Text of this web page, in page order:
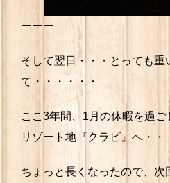
ーーー
そして翌日・・・とっても重
て・・・・・・
ここ3年間、1月の休暇を過
リゾート地『クラビ』へ・・
ちょっと長くなったので、次